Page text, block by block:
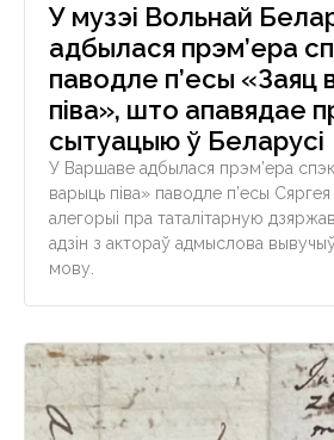
У музэі Вольнай
адбылася прэм’ера
паводле п’есы «Заяц
піва», што апавядае
сытуацыю ў Беларусі
У Варшаве адбылася прэм’ера
варыць піва» паводле п’есы
алегорыі пра таталітарную
адзін з актораў адмыслова
мову.